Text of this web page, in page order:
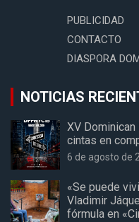
PUBLICIDAD
CONTACTO
DIASPORA
NOTICIAS
XV
cintas en
6 de agosto de
«Se puede
Vladimir
fórmula en